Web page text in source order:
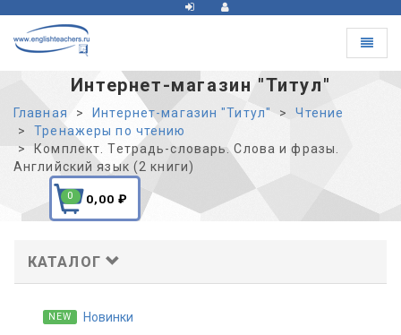
Toggle
Интернет-магазин "Титул"
Главная Интернет-магазин "Титул"
Чтение
Тренажеры по чтению
Комплект. Тетрадь-словарь. Слова и фразы.
Английский язык (2 книги)
0 0,00 ₽
КАТАЛОГ
NEW Новинки